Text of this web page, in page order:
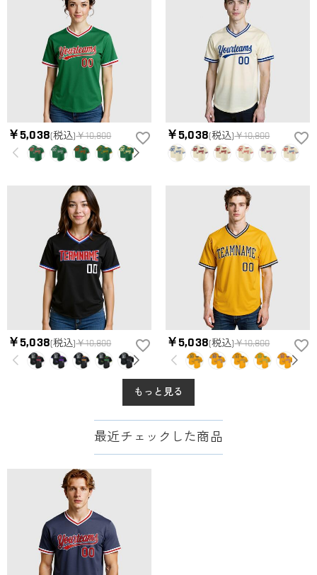
￥5,038(税込)￥10,800 ￥5,038(税込)￥10,800
￥5,038(税込)￥10,800 ￥5,038(税込)￥10,800
もっと見る
最近チェックした商品